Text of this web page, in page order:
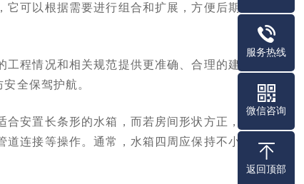
可以根据需要进行组合和扩展，方便后期的
程情况和相关规范提供更准确、合理的建议
全保驾护航。
安置长条形的水箱，而若房间形状方正，则
连接等操作。通常，水箱四周应保持不小于
服务热线
微信咨询
返回顶部